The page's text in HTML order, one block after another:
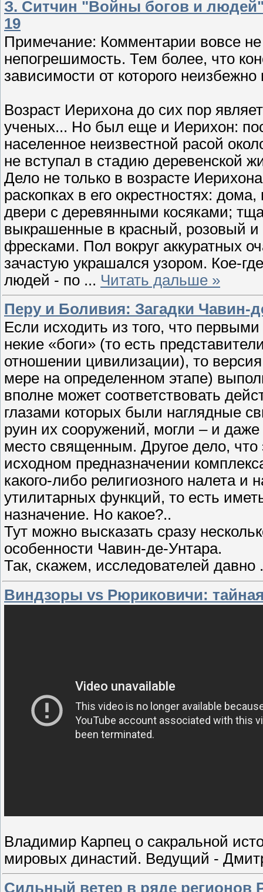
З. Ситчин "Войны богов и
19
Примечание: Комментарии вовсе
непогрешимость. Тем более, что
зависимости от которого
Возраст Иерихона до сих пор
ученых... Но был еще и Иерихон:
населенное неизвестной расой
не вступал в стадию деревенской
Дело не только в возрасте
раскопках в его окрестностях:
двери с деревянными косяками;
выкрашенные в красный, розовый и
фресками. Пол вокруг аккуратных
зачастую украшался узором. Кое-
людей - по ... Читать дальше »
Перу и Боливия: Загадки Чавин-
Если исходить из того, что
некие «боги» (то есть
отношении цивилизации), то
мере на определенном этапе)
вполне может соответствовать
глазами которых были наглядные
руин их сооружений, могли – и
место священным. Другое дело, что
исходном предназначении
какого-либо религиозного налета и
утилитарных функций, то есть
назначение. Но какое?..
Тут можно высказать сразу
особенности Чавин-де-Унтара.
Так, скажем, исследователей давно
Виндзоры vs Рюриковичи:
Владимир Карпец о сакральной
мировых династий. Ведущий -
Сильный ветер в ряде регионов